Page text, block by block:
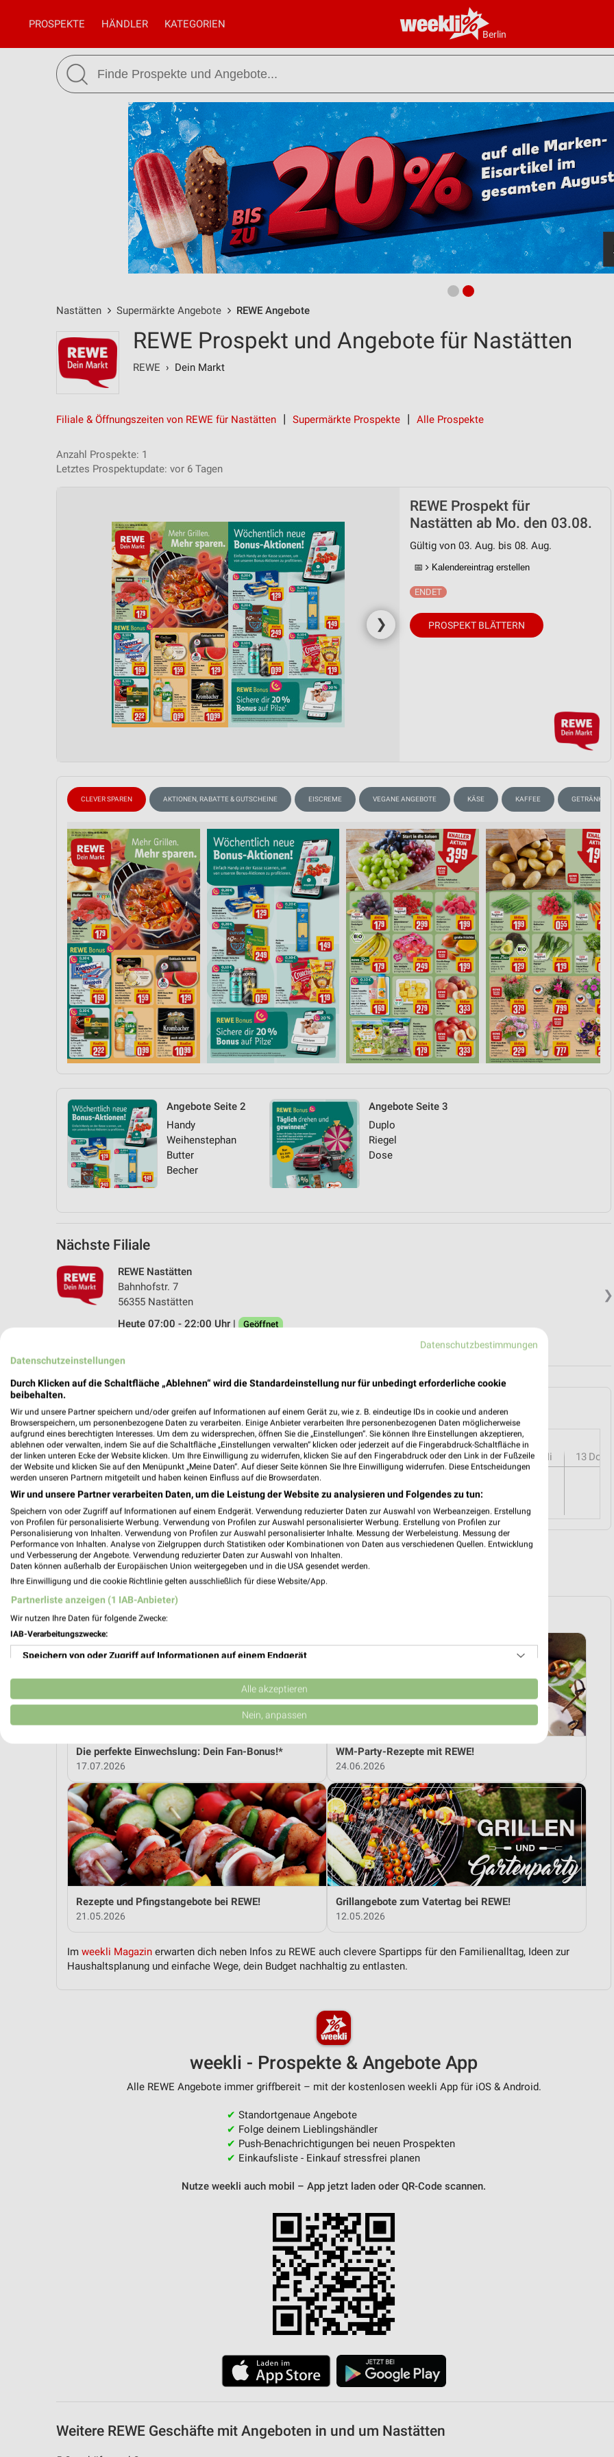
Berlin
PROSPEKTE HÄNDLER KATEGORIEN
Nastätten Supermärkte Angebote REWE Angebote
REWE Prospekt und Angebote für Nastätten
REWE › Dein Markt
Filiale & Öffnungszeiten von REWE für Nastätten Supermärkte Prospekte Alle Prospekte
Anzahl Prospekte: 1
Letztes Prospektupdate: vor 6 Tagen
❯
REWE Prospekt für
Nastätten ab Mo. den 03.08.
Gültig von 03. Aug. bis 08. Aug.
📅 Kalendereintrag erstellen
PROSPEKT BLÄTTERN
CLEVER SPAREN AKTIONEN, RABATTE & GUTSCHEINE EISCREME VEGANE ANGEBOTE KÄSE KAFFEE GETRÄNKE
Angebote Seite 2
Handy
Weihenstephan
Butter
Becher
Angebote Seite 3
Duplo
Riegel
Dose
Nächste Filiale
❯
REWE Nastätten
Bahnhofstr. 7
56355 Nastätten
Heute 07:00 - 22:00 Uhr |
Geöffnet
Angebote-Kalender für REWE in Nastätten und Umgebung
Aug.
03Mo 04Di 05Mi 06 Do 07 Fr 08 Sa 09So 10Mo 11Di 12 Mi 13 Do
REWE - Angebote ab 03.08.
MEHR PROSPEKTE
weekli Magazin
Die perfekte Einwechslung: Dein Fan-Bonus!*
17.07.2026
WM-Party-Rezepte mit REWE!
24.06.2026
Rezepte und Pfingstangebote bei REWE!
21.05.2026
Grillangebote zum Vatertag bei REWE!
12.05.2026
Im weekli Magazin erwarten dich neben Infos zu REWE auch clevere Spartipps für den Familienalltag, Ideen zur
Haushaltsplanung und einfache Wege, dein Budget nachhaltig zu entlasten.
weekli - Prospekte & Angebote App
Alle REWE Angebote immer griffbereit – mit der kostenlosen weekli App für iOS & Android.
✔ Standortgenaue Angebote
✔ Folge deinem Lieblingshändler
✔ Push-Benachrichtigungen bei neuen Prospekten
✔ Einkaufsliste - Einkauf stressfrei planen
Nutze weekli auch mobil – App jetzt laden oder QR-Code scannen.
Weitere REWE Geschäfte mit Angeboten in und um Nastätten
Datenschutzbestimmungen
Datenschutzeinstellungen
Durch Klicken auf die Schaltfläche „Ablehnen“ wird die Standardeinstellung nur für unbedingt erforderliche cookie
beibehalten.
Wir und unsere Partner speichern und/oder greifen auf Informationen auf einem Gerät zu, wie z. B. eindeutige IDs in cookie und anderen
Browserspeichern, um personenbezogene Daten zu verarbeiten. Einige Anbieter verarbeiten Ihre personenbezogenen Daten möglicherweise
aufgrund eines berechtigten Interesses. Um dem zu widersprechen, öffnen Sie die „Einstellungen“. Sie können Ihre Einstellungen akzeptieren,
ablehnen oder verwalten, indem Sie auf die Schaltfläche „Einstellungen verwalten“ klicken oder jederzeit auf die Fingerabdruck-Schaltfläche in
der linken unteren Ecke der Website klicken. Um Ihre Einwilligung zu widerrufen, klicken Sie auf den Fingerabdruck oder den Link in der Fußzeile
der Website und klicken Sie auf den Menüpunkt „Meine Daten“. Auf dieser Seite können Sie Ihre Einwilligung widerrufen. Diese Entscheidungen
werden unseren Partnern mitgeteilt und haben keinen Einfluss auf die Browserdaten.
Wir und unsere Partner verarbeiten Daten, um die Leistung der Website zu analysieren und Folgendes zu tun:
Speichern von oder Zugriff auf Informationen auf einem Endgerät. Verwendung reduzierter Daten zur Auswahl von Werbeanzeigen. Erstellung
von Profilen für personalisierte Werbung. Verwendung von Profilen zur Auswahl personalisierter Werbung. Erstellung von Profilen zur
Personalisierung von Inhalten. Verwendung von Profilen zur Auswahl personalisierter Inhalte. Messung der Werbeleistung. Messung der
Performance von Inhalten. Analyse von Zielgruppen durch Statistiken oder Kombinationen von Daten aus verschiedenen Quellen. Entwicklung
und Verbesserung der Angebote. Verwendung reduzierter Daten zur Auswahl von Inhalten.
Daten können außerhalb der Europäischen Union weitergegeben und in die USA gesendet werden.
Ihre Einwilligung und die cookie Richtlinie gelten ausschließlich für diese Website/App.
Partnerliste anzeigen (1 IAB-Anbieter)
Wir nutzen Ihre Daten für folgende Zwecke:
IAB-Verarbeitungszwecke:
Speichern von oder Zugriff auf Informationen auf einem Endgerät
Verwendung reduzierter Daten zur Auswahl von Werbeanzeigen
Erstellung von Profilen für personalisierte Werbung
Erstellung von Profilen zur Personalisierung von Inhalten
Verwendung von Profilen zur Auswahl personalisierter Inhalte
Messung der Werbeleistung
Messung der Performance von Inhalten
Analyse von Zielgruppen durch Statistiken oder Kombinationen von Daten aus verschiedenen
Entwicklung und Verbesserung der Angebote
Verwendung reduzierter Daten zur Auswahl von Inhalten
IAB-Besonderheiten:
Geräte anhand von aktiv angeforderten Informationen identifizieren
Alle akzeptieren
Nein, anpassen